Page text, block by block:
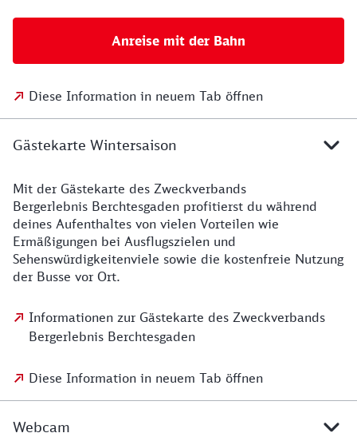
Anreise mit der Bahn
Diese Information in neuem Tab öffnen
Gästekarte Wintersaison
Mit der Gästekarte des Zweckverbands
Bergerlebnis Berchtesgaden profitierst du während
deines Aufenthaltes von vielen Vorteilen wie
Ermäßigungen bei Ausflugszielen und
Sehenswürdigkeitenviele sowie die kostenfreie Nutzung
der Busse vor Ort.
Informationen zur Gästekarte des Zweckverbands
Bergerlebnis Berchtesgaden
Diese Information in neuem Tab öffnen
Webcam